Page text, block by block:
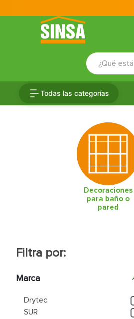
¿Qué estás
Todas las categorías
Decoraciones
para baño o
pared
Marca
Drytec
SUR
3.
baldosa
puertas
5.
fachaleta
inodoro
cerradura